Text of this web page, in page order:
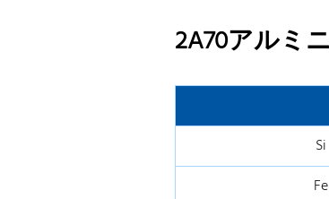
2A70アルミ
Si
Fe